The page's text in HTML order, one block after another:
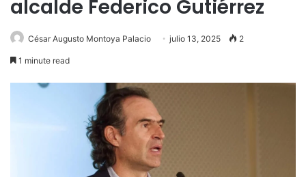
alcalde Federico Gutiérrez
César Augusto Montoya Palacio julio 13, 2025 2
1 minute read